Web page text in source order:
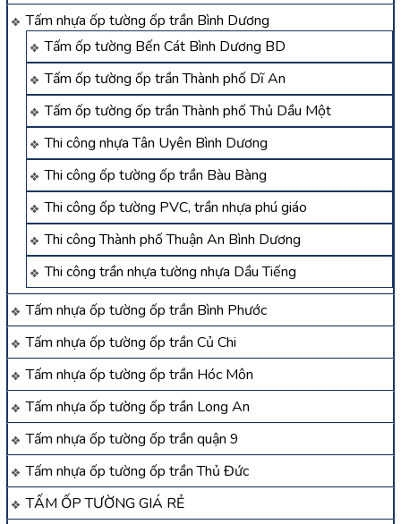
Tấm nhựa ốp tường ốp trần Bình Dương
Tấm ốp tường Bến Cát Bình Dương BD
Tấm ốp tường ốp trần Thành phố Dĩ An
Tấm ốp tường ốp trần Thành phố Thủ Dầu Một
Thi công nhựa Tân Uyên Bình Dương
Thi công ốp tường ốp trần Bàu Bàng
Thi công ốp tường PVC, trần nhựa phú giáo
Thi công Thành phố Thuận An Bình Dương
Thi công trần nhựa tường nhựa Dầu Tiếng
Tấm nhựa ốp tường ốp trần Bình Phước
Tấm nhựa ốp tường ốp trần Củ Chi
Tấm nhựa ốp tường ốp trần Hóc Môn
Tấm nhựa ốp tường ốp trần Long An
Tấm nhựa ốp tường ốp trần quận 9
Tấm nhựa ốp tường ốp trần Thủ Đức
TẤM ỐP TƯỜNG GIÁ RẺ